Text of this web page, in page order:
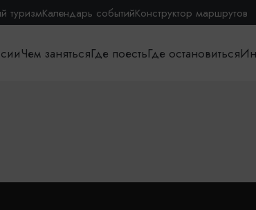
туризмКалендарь событийКонструктор маршрутов
Чем занятьсяГде поестьГде остановиться